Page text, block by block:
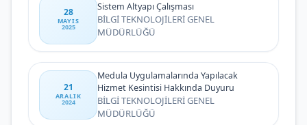
28
MAYIS
2025
Sistem Altyapı Çalışması
BİLGİ TEKNOLOJİLERİ GENEL
MÜDÜRLÜĞÜ
21
ARALIK
2024
Medula Uygulamalarında Yapılacak
Hizmet Kesintisi Hakkında Duyuru
BİLGİ TEKNOLOJİLERİ GENEL
MÜDÜRLÜĞÜ